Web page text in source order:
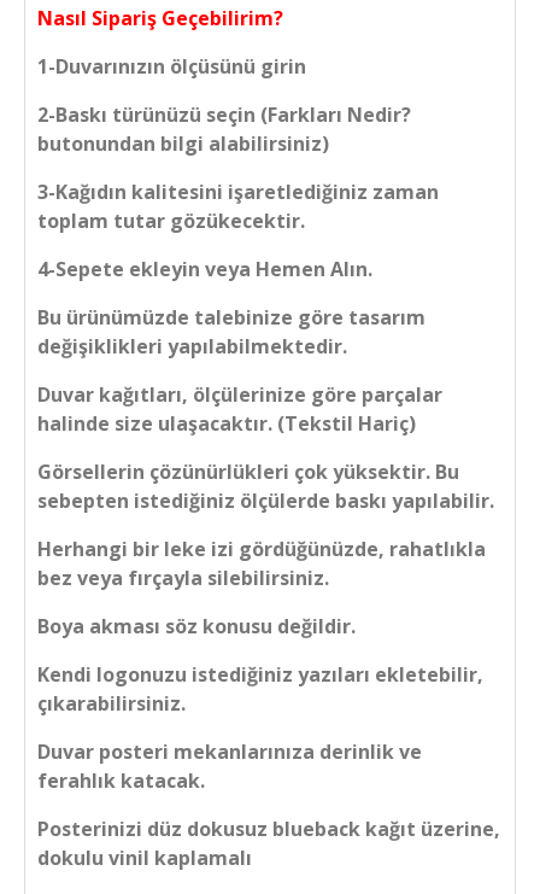
Nasıl Sipariş Geçebilirim?
1-Duvarınızın ölçüsünü girin
2-Baskı türünüzü seçin (Farkları Nedir?
butonundan bilgi alabilirsiniz)
3-Kağıdın kalitesini işaretlediğiniz zaman
toplam tutar gözükecektir.
4-Sepete ekleyin veya Hemen Alın.
Bu ürünümüzde talebinize göre tasarım
değişiklikleri yapılabilmektedir.
Duvar kağıtları, ölçülerinize göre parçalar
halinde size ulaşacaktır. (Tekstil Hariç)
Görsellerin çözünürlükleri çok yüksektir. Bu
sebepten istediğiniz ölçülerde baskı yapılabilir.
Herhangi bir leke izi gördüğünüzde, rahatlıkla
bez veya fırçayla silebilirsiniz.
Boya akması söz konusu değildir.
Kendi logonuzu istediğiniz yazıları ekletebilir,
çıkarabilirsiniz.
Duvar posteri mekanlarınıza derinlik ve
ferahlık katacak.
Posterinizi düz dokusuz blueback kağıt üzerine,
dokulu vinil kaplamalı